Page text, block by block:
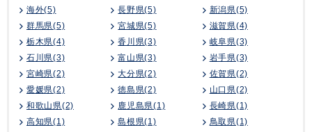
海外(5)
長野県(5)
新潟県(5)
群馬県(5)
宮城県(5)
滋賀県(4)
栃木県(4)
香川県(3)
岐阜県(3)
石川県(3)
富山県(3)
岩手県(3)
宮崎県(2)
大分県(2)
佐賀県(2)
愛媛県(2)
徳島県(2)
山口県(2)
和歌山県(2)
鹿児島県(1)
長崎県(1)
高知県(1)
島根県(1)
鳥取県(1)